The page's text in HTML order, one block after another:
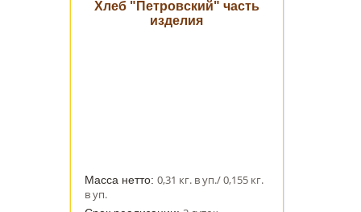
Хлеб "Петровский" часть
изделия
Масса нетто: 0,31 кг. в уп./ 0,155 кг.
в уп.